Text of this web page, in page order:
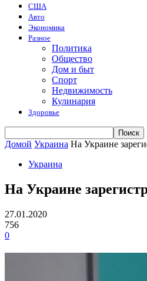
США
Авто
Экономика
Разное
Политика
Общество
Дом и быт
Спорт
Недвижимость
Кулинария
Здоровье
Домой Украина На Украине
Украина
На Украине
27.01.2020
756
0